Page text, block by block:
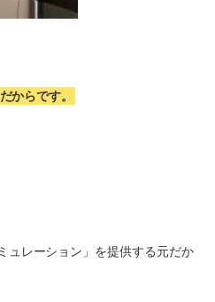
からです。
ュレーション」を提供する元だか